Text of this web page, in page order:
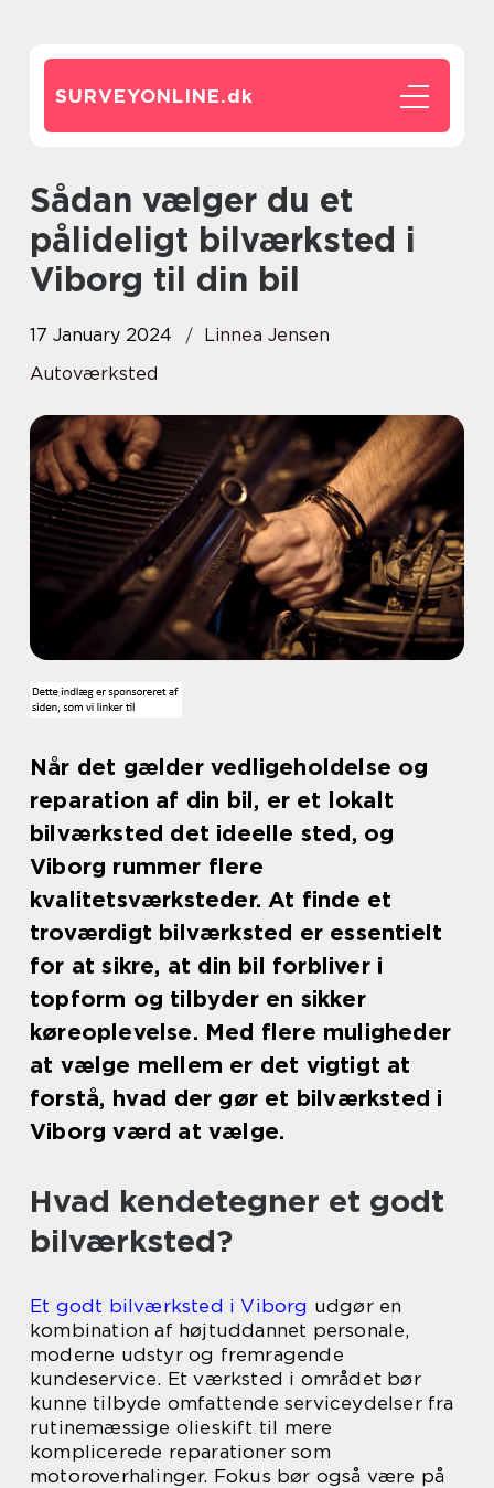
SURVEYONLINE.dk
Sådan vælger du et
pålideligt bilværksted i
Viborg til din bil
17 January 2024
Linnea Jensen
Autoværksted
Når det gælder vedligeholdelse og
reparation af din bil, er et lokalt
bilværksted det ideelle sted, og
Viborg rummer flere
kvalitetsværksteder. At finde et
troværdigt bilværksted er essentielt
for at sikre, at din bil forbliver i
topform og tilbyder en sikker
køreoplevelse. Med flere muligheder
at vælge mellem er det vigtigt at
forstå, hvad der gør et bilværksted i
Viborg værd at vælge.
Hvad kendetegner et godt
bilværksted?
Et godt bilværksted i Viborg udgør en
kombination af højtuddannet personale,
moderne udstyr og fremragende
kundeservice. Et værksted i området bør
kunne tilbyde omfattende serviceydelser fra
rutinemæssige olieskift til mere
komplicerede reparationer som
motoroverhalinger. Fokus bør også være på